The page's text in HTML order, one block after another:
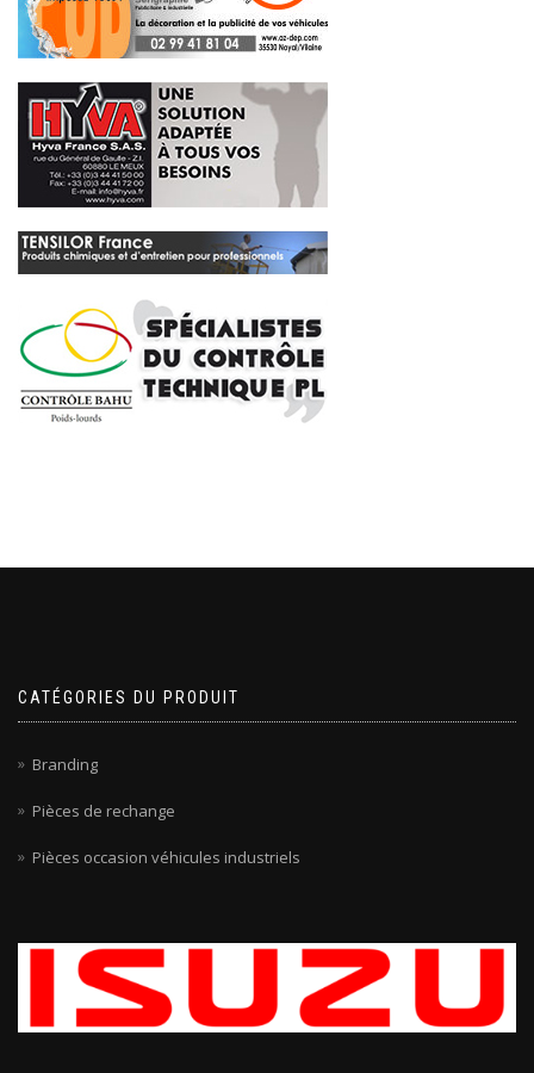
CATÉGORIES DU PRODUIT
Branding
Pièces de rechange
Pièces occasion véhicules industriels